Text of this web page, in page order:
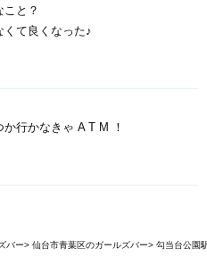
と？
くて良くなった♪
行かなきゃ A T M ！
バー 仙台市青葉区のガールズバー 勾当台公園